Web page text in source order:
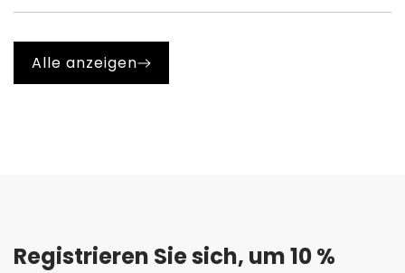
Farbqualität zu erzielen.
A. Ja, tragen Sie die Farbe immer in mehreren dünnen
elastisch, was zu Rissen und Brüchen führen kann.
Alle anzeigen
Registrieren Sie sich, um 10 %